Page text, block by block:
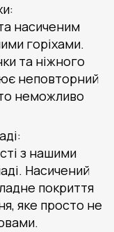
насиченим
горіхами.
та ніжного
неповторний
неможливо
з нашими
Насичений
покриття
яке просто не